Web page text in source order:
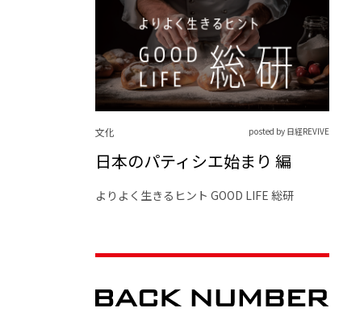
文化 posted by 日経REVIVE
日本のパティシエ始まり 編
よりよく生きるヒント GOOD LIFE 総研